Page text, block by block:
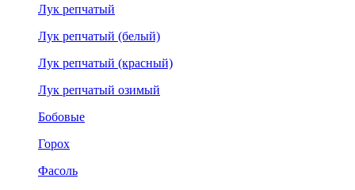
Лук репчатый
Лук репчатый (белый)
Лук репчатый (красный)
Лук репчатый озимый
Бобовые
Горох
Фасоль